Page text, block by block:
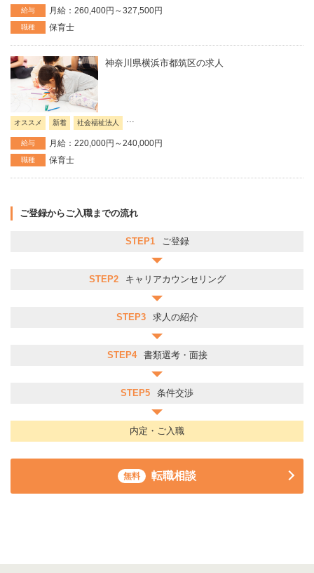
給与 月給：260,400円～327,500円
職種 保育士
神奈川県横浜市都筑区の求人
オススメ 新着 社会福祉法人 ...
給与 月給：220,000円～240,000円
職種 保育士
ご登録からご入職までの流れ
STEP1 ご登録
STEP2 キャリアカウンセリング
STEP3 求人の紹介
STEP4 書類選考・面接
STEP5 条件交渉
内定・ご入職
無料 転職相談